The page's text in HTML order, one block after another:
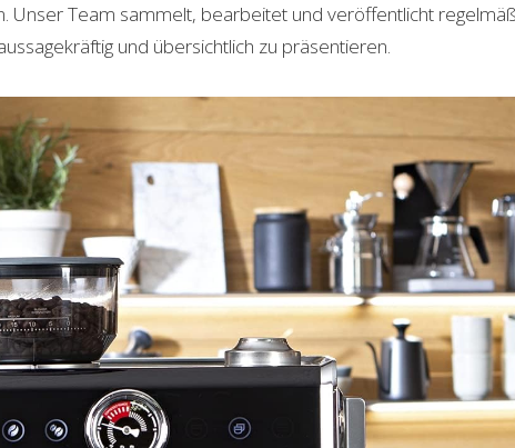
Unser Team sammelt, bearbeitet und veröffentlicht
und übersichtlich zu präsentieren.